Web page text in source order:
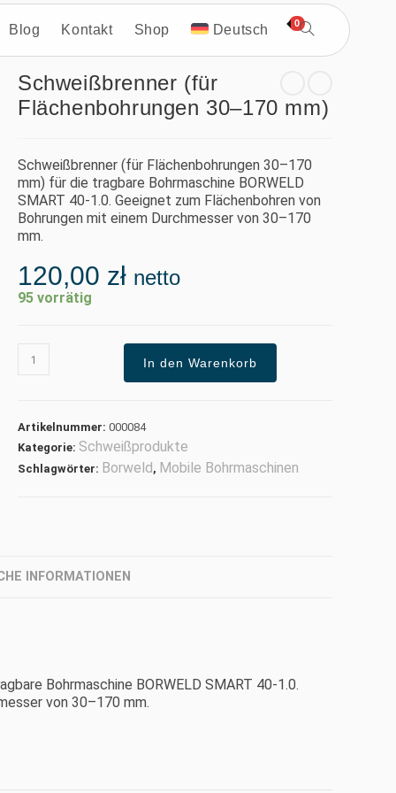
Blog Kontakt Shop Deutsch 0
Schweißbrenner (für
Flächenbohrungen 30–170 mm)
Schweißbrenner (für Flächenbohrungen 30–170
mm) für die tragbare Bohrmaschine BORWELD
SMART 40-1.0. Geeignet zum Flächenbohren von
Bohrungen mit einem Durchmesser von 30–170
mm.
120,00 zł netto
95 vorrätig
In den Warenkorb
Artikelnummer:000084
Kategorie: Schweißprodukte
Schlagwörter: Borweld, Mobile Bohrmaschinen
INFORMATIONEN
Bohrmaschine BORWELD SMART 40-1.0.
von 30–170 mm.